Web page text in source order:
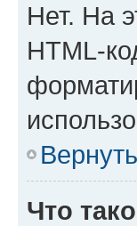
Нет. На
HTML-
Что